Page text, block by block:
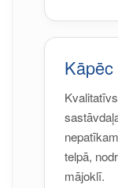
telpā,
mājoklī.